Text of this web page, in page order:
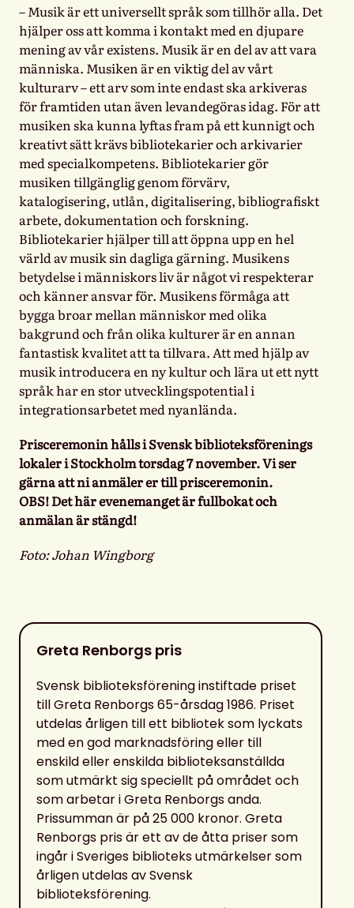
– Musik är ett universellt språk som tillhör alla. Det
hjälper oss att komma i kontakt med en djupare
mening av vår existens. Musik är en del av att vara
människa. Musiken är en viktig del av vårt
kulturarv – ett arv som inte endast ska arkiveras
för framtiden utan även levandegöras idag. För att
musiken ska kunna lyftas fram på ett kunnigt och
kreativt sätt krävs bibliotekarier och arkivarier
med specialkompetens. Bibliotekarier gör
musiken tillgänglig genom förvärv,
katalogisering, utlån, digitalisering, bibliografiskt
arbete, dokumentation och forskning.
Bibliotekarier hjälper till att öppna upp en hel
värld av musik sin dagliga gärning. Musikens
betydelse i människors liv är något vi respekterar
och känner ansvar för. Musikens förmåga att
bygga broar mellan människor med olika
bakgrund och från olika kulturer är en annan
fantastisk kvalitet att ta tillvara. Att med hjälp av
musik introducera en ny kultur och lära ut ett nytt
språk har en stor utvecklingspotential i
integrationsarbetet med nyanlända.
Prisceremonin hålls i Svensk biblioteksförenings
lokaler i Stockholm torsdag 7 november. Vi ser
gärna att ni anmäler er till prisceremonin.
OBS! Det här evenemanget är fullbokat och
anmälan är stängd!
Foto: Johan Wingborg
Greta Renborgs pris
Svensk biblioteksförening instiftade priset
till Greta Renborgs 65-årsdag 1986. Priset
utdelas årligen till ett bibliotek som lyckats
med en god marknadsföring eller till
enskild eller enskilda biblioteksanställda
som utmärkt sig speciellt på området och
som arbetar i Greta Renborgs anda.
Prissumman är på 25 000 kronor. Greta
Renborgs pris är ett av de åtta priser som
ingår i Sveriges biblioteks utmärkelser som
årligen utdelas av Svensk
biblioteksförening.